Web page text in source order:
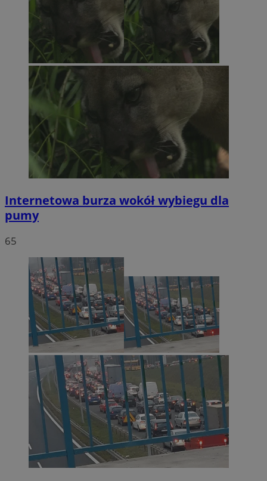
Internetowa burza wokół wybiegu dla
pumy
65